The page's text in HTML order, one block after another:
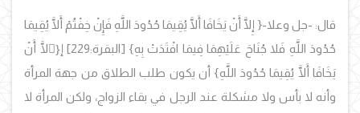
قال: -جل وعلا-{ إِلَّا أَنْ يَخَافَا أَلَّا يُقِيمَا حُدُودَ اللَّهِ فَإِنْ خِفْتُمْ أَلَّا يُقِيمَا
حُدُودَ اللَّهِ فَلا جُنَاحَ عَلَيْهِمَا فِيمَا افْتَدَتْ بِهِ} [البقرة:229] إ{ِلَّا أَنْ
يَخَافَا أَلَّا يُقِيمَا حُدُودَ اللَّهِ} أن يكون طلب الطلاق من جهة المرأة
وأنه لا بأس ولا مشكلة عند الرجل في بقاء الزواج، ولكن المرأة لا